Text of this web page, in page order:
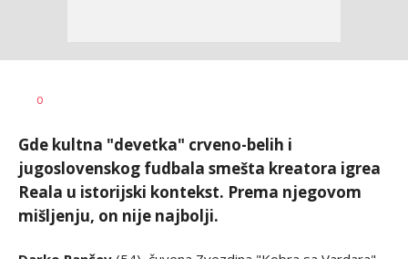
0
Gde kultna "devetka" crveno-belih i
jugoslovenskog fudbala smešta kreatora igrea
Reala u istorijski kontekst. Prema njegovom
mišljenju, on nije najbolji.